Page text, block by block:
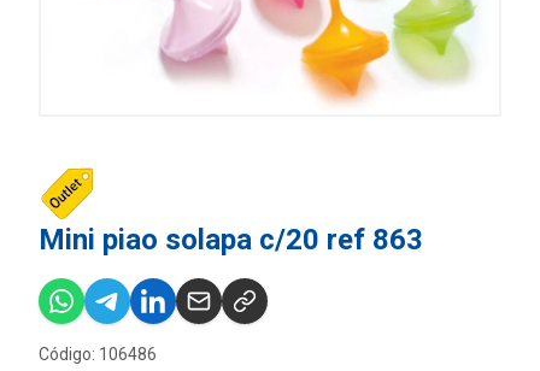
Mini piao solapa c/20 ref 863
Código: 106486